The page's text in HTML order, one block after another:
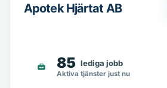
Apotek Hjärtat AB
85 lediga jobb
Aktiva tjänster just nu